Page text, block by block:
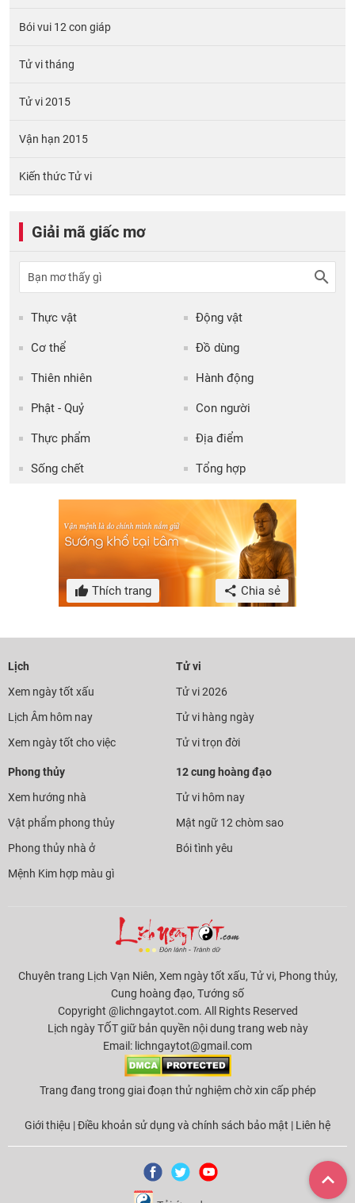
Bói vui 12 con giáp
Tử vi tháng
Tử vi 2015
Vận hạn 2015
Kiến thức Tử vi
Giải mã giấc mơ
Thực vật Động vật
Cơ thể Đồ dùng
Thiên nhiên Hành động
Phật - Quỷ Con người
Thực phẩm Địa điểm
Sống chết Tổng hợp
Thích trang Chia sẻ
Lịch
Xem ngày tốt xấu
Lịch Âm hôm nay
Xem ngày tốt cho việc
Tử vi
Tử vi 2026
Tử vi hàng ngày
Tử vi trọn đời
Phong thủy
Xem hướng nhà
Vật phẩm phong thủy
Phong thủy nhà ở
Mệnh Kim hợp màu gì
12 cung hoàng đạo
Tử vi hôm nay
Mật ngữ 12 chòm sao
Bói tình yêu
Chuyên trang Lịch Vạn Niên, Xem ngày tốt xấu, Tử vi, Phong thủy,
Cung hoàng đạo, Tướng số
Copyright @lichngaytot.com. All Rights Reserved
Lịch ngày TỐT giữ bản quyền nội dung trang web này
Email: lichngaytot@gmail.com
Trang đang trong giai đoạn thử nghiệm chờ xin cấp phép
Giới thiệu |Điều khoản sử dụng và chính sách bảo mật | Liên hệ